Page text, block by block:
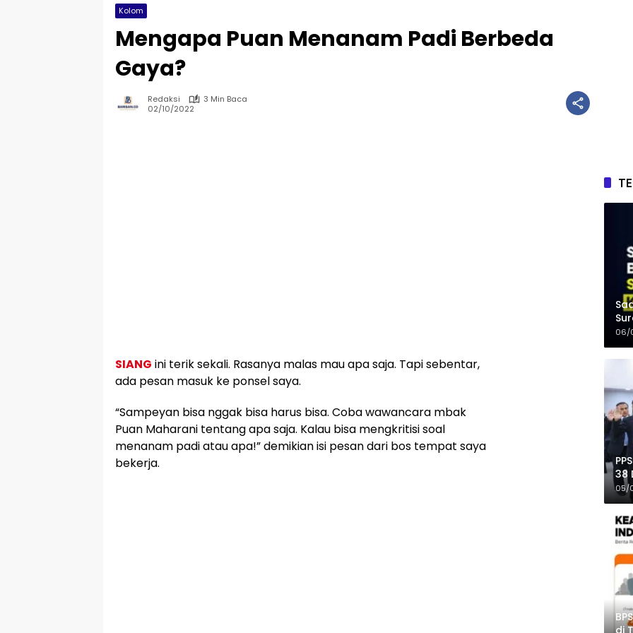
Kolom
Mengapa Puan Menanam Padi Berbeda
Gaya?
Redaksi
3 Min Baca
02/10/2022
SIANG ini terik sekali. Rasanya malas mau apa saja. Tapi sebentar,
ada pesan masuk ke ponsel saya.
“Sampeyan bisa nggak bisa harus bisa. Coba wawancara mbak
Puan Maharani tentang apa saja. Kalau bisa mengkritisi soal
menanam padi atau apa!” demikian isi pesan dari bos tempat saya
bekerja.
06/
38
05/
di